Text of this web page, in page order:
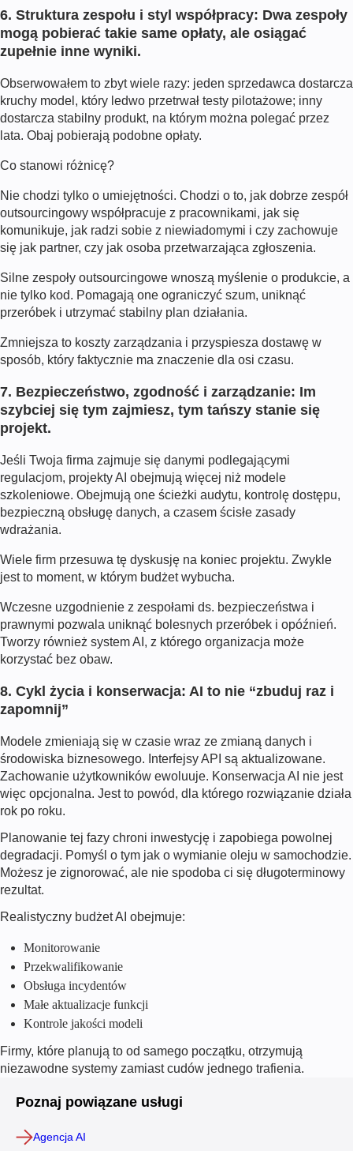
6. Struktura zespołu i styl współpracy: Dwa zespoły
mogą pobierać takie same opłaty, ale osiągać
zupełnie inne wyniki.
Obserwowałem to zbyt wiele razy: jeden sprzedawca dostarcza
kruchy model, który ledwo przetrwał testy pilotażowe; inny
dostarcza stabilny produkt, na którym można polegać przez
lata. Obaj pobierają podobne opłaty.
Co stanowi różnicę?
Nie chodzi tylko o umiejętności. Chodzi o to, jak dobrze zespół
outsourcingowy współpracuje z pracownikami, jak się
komunikuje, jak radzi sobie z niewiadomymi i czy zachowuje
się jak partner, czy jak osoba przetwarzająca zgłoszenia.
Silne zespoły outsourcingowe wnoszą myślenie o produkcie, a
nie tylko kod. Pomagają one ograniczyć szum, uniknąć
przeróbek i utrzymać stabilny plan działania.
Zmniejsza to koszty zarządzania i przyspiesza dostawę w
sposób, który faktycznie ma znaczenie dla osi czasu.
7. Bezpieczeństwo, zgodność i zarządzanie: Im
szybciej się tym zajmiesz, tym tańszy stanie się
projekt.
Jeśli Twoja firma zajmuje się danymi podlegającymi
regulacjom, projekty AI obejmują więcej niż modele
szkoleniowe. Obejmują one ścieżki audytu, kontrolę dostępu,
bezpieczną obsługę danych, a czasem ścisłe zasady
wdrażania.
Wiele firm przesuwa tę dyskusję na koniec projektu. Zwykle
jest to moment, w którym budżet wybucha.
Wczesne uzgodnienie z zespołami ds. bezpieczeństwa i
prawnymi pozwala uniknąć bolesnych przeróbek i opóźnień.
Tworzy również system AI, z którego organizacja może
korzystać bez obaw.
8. Cykl życia i konserwacja: AI to nie “zbuduj raz i
zapomnij”
Modele zmieniają się w czasie wraz ze zmianą danych i
środowiska biznesowego. Interfejsy API są aktualizowane.
Zachowanie użytkowników ewoluuje. Konserwacja AI nie jest
więc opcjonalna. Jest to powód, dla którego rozwiązanie działa
rok po roku.
Planowanie tej fazy chroni inwestycję i zapobiega powolnej
degradacji. Pomyśl o tym jak o wymianie oleju w samochodzie.
Możesz je zignorować, ale nie spodoba ci się długoterminowy
rezultat.
Realistyczny budżet AI obejmuje:
Monitorowanie
Przekwalifikowanie
Obsługa incydentów
Małe aktualizacje funkcji
Kontrole jakości modeli
Firmy, które planują to od samego początku, otrzymują
niezawodne systemy zamiast cudów jednego trafienia.
Poznaj powiązane usługi
Agencja AI